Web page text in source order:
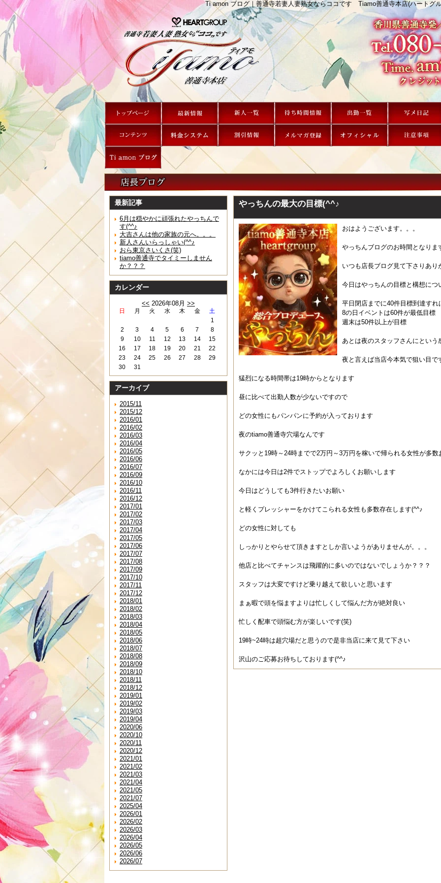
Ti amon ブログ｜善通寺若妻人妻熟女ならココです Tiamo善通寺本店(ハートグ
最新記事
6月は穏やかに頑張れたやっちんで
す(^^♪
大吉さんは他の家族の元へ。。。
新人さんいらっしゃい(^^♪
おら東京さいくさ(笑)
tiamo善通寺でタイミーしません
か？？？
カレンダー
<< 2026年08月 >>
日 月 火 水 木 金
土
1
2
3 4 5 6 7
8
9
10 11 12 13 14
15
16
17 18 19 20 21
22
23
24 25 26 27 28
29
30
31
アーカイブ
2015/11
2015/12
2016/01
2016/02
2016/03
2016/04
2016/05
2016/06
2016/07
2016/09
2016/10
2016/11
2016/12
2017/01
2017/02
2017/03
2017/04
2017/05
2017/06
2017/07
2017/08
2017/09
2017/10
2017/11
2017/12
2018/01
2018/02
2018/03
2018/04
2018/05
2018/06
2018/07
2018/08
2018/09
2018/10
2018/11
2018/12
2019/01
2019/02
2019/03
2019/04
2020/06
2020/10
2020/11
2020/12
2021/01
2021/02
2021/03
2021/04
2021/05
2021/07
2025/04
2026/01
2026/02
2026/03
2026/04
2026/05
2026/06
2026/07
やっちんの最大の目標(^^♪
おはようございます。。。
やっちんブログのお時間となりま
いつも店長ブログ見て下さりあり
今日はやっちんの目標と構想につ
平日閉店までに40件目標到達す
8の日イベントは60件が最低目標
週末は50件以上が目標
あとは夜のスタッフさんにという
夜と言えば当店今本気で狙い目で
猛烈になる時間帯は19時からとなります
昼に比べて出勤人数が少ないですので
どの女性にもパンパンに予約が入っております
夜のtiamo善通寺穴場なんです
サクッと19時～24時までで2万円～3万円を稼いで帰られる女性が多数
なかには今日は2件でストップでよろしくお願いします
今日はどうしても3件行きたいお願い
と軽くプレッシャーをかけてこられる女性も多数存在します(^^♪
どの女性に対しても
しっかりとやらせて頂きますとしか言いようがありませんが。。。
他店と比べてチャンスは飛躍的に多いのではないでしょうか？？？
スタッフは大変ですけど乗り越えて欲しいと思います
まぁ暇で頭を悩ますよりは忙しくして悩んだ方が絶対良い
忙しく配車で頭悩む方が楽しいです(笑)
19時~24時は超穴場だと思うので是非当店に来て見て下さい
沢山のご応募お待ちしております(^^♪